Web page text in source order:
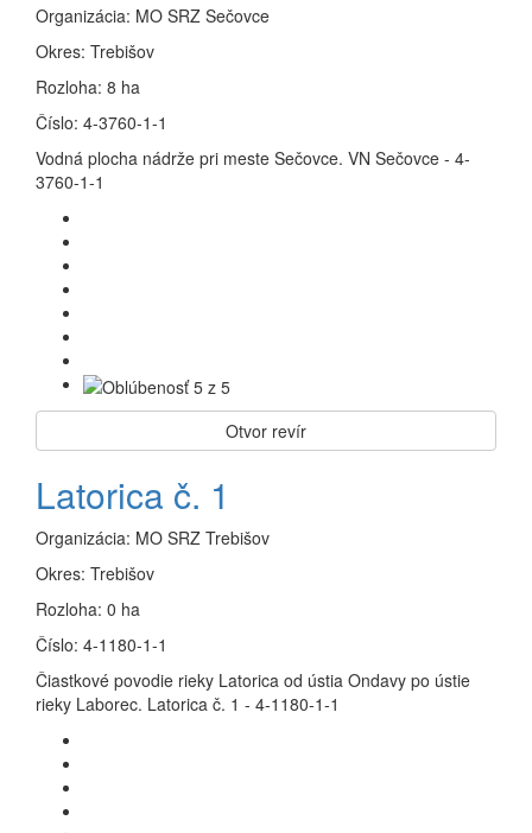
Organizácia: MO SRZ Sečovce
Okres: Trebišov
Rozloha: 8 ha
Číslo: 4-3760-1-1
Vodná plocha nádrže pri meste Sečovce. VN Sečovce - 4-
3760-1-1
Otvor revír
Latorica č. 1
Organizácia: MO SRZ Trebišov
Okres: Trebišov
Rozloha: 0 ha
Číslo: 4-1180-1-1
Čiastkové povodie rieky Latorica od ústia Ondavy po ústie
rieky Laborec. Latorica č. 1 - 4-1180-1-1